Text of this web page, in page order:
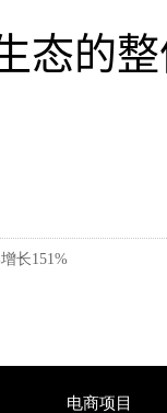
态的
长151%
电商项目